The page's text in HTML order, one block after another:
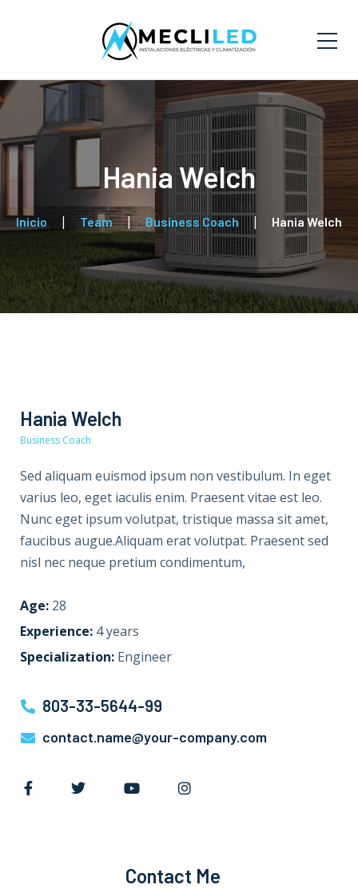
Hania Welch
Inicio Team Business Coach Hania Welch
Hania Welch
Business Coach
Sed aliquam euismod ipsum non vestibulum. In eget
varius leo, eget iaculis enim. Praesent vitae est leo.
Nunc eget ipsum volutpat, tristique massa sit amet,
faucibus augue.Aliquam erat volutpat. Praesent sed
nisl nec neque pretium condimentum,
Age: 28
Experience: 4 years
Specialization: Engineer
803-33-5644-99
contact.name@your-company.com
Contact Me